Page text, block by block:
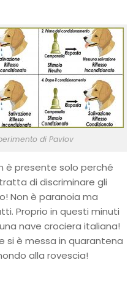
di Pavlov
è presente solo perché
di discriminare gli
Non è paranoia ma
Proprio in questi minuti
nave crociera italiana!
si è messa in quarantena
alla rovescia!